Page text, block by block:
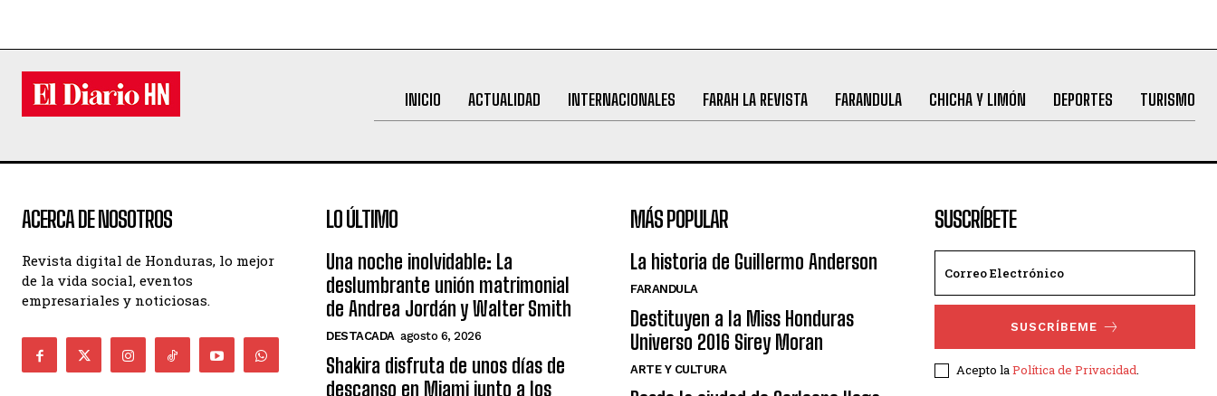
INICIO ACTUALIDAD INTERNACIONALES FARAH LA REVISTA FARANDULA CHICHA Y LIMÓN DEPORTES TURISMO
ACERCA DE NOSOTROS
Revista digital de Honduras, lo mejor
de la vida social, eventos
empresariales y noticiosas.
LO ÚLTIMO
Una noche inolvidable: La
deslumbrante unión matrimonial
de Andrea Jordán y Walter Smith
DESTACADA agosto 6, 2026
Shakira disfruta de unos días de
descanso en Miami junto a los
MÁS POPULAR
La historia de Guillermo Anderson
FARANDULA
Destituyen a la Miss Honduras
Universo 2016 Sirey Moran
ARTE Y CULTURA
SUSCRÍBETE
SUSCRÍBEME
Acepto laPolítica de Privacidad.